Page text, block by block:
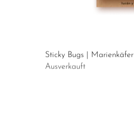
Sticky Bugs | Marienkäfer
Ausverkauft